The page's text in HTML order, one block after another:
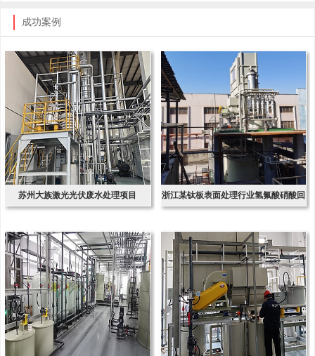
成功案例
苏州大族激光光伏废水处理项目 浙江某钛板表面处理行业氢氟酸硝酸回